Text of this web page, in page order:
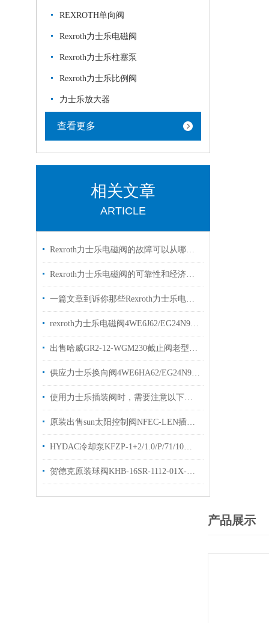
REXROTH单向阀
Rexroth力士乐电磁阀
Rexroth力士乐柱塞泵
Rexroth力士乐比例阀
力士乐放大器
查看更多
相关文章
ARTICLE
Rexroth力士乐电磁阀的故障可以从哪里进行排查
Rexroth力士乐电磁阀的可靠性和经济性解读
一篇文章到诉你那些Rexroth力士乐电磁阀常见的符号的是什么意思
rexroth力士乐电磁阀4WE6J62/EG24N9K4两位三通阀
出售哈威GR2-12-WGM230截止阀老型号GR2-1-WG230
供应力士乐换向阀4WE6HA62/EG24N9K4型号齐全
使用力士乐插装阀时，需要注意以下几个关键的事项
原装出售sun太阳控制阀NFEC-LEN插装阀样本技术参数
HYDAC冷却泵KFZP-1+2/1.0/P/71/10电机泵优势出售
贺德克原装球阀KHB-16SR-1112-01X-A直销高压球阀KHB
产品展示